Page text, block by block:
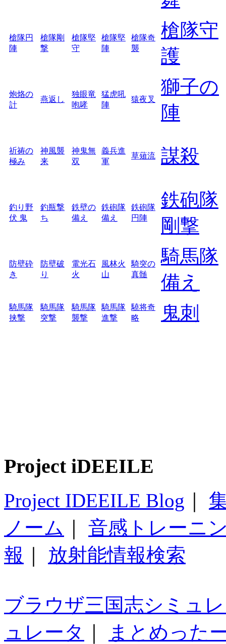
槍隊円
陣
槍隊剛
撃
槍隊堅
守
槍隊堅
陣
槍隊奇
襲
槍隊守
護
炮烙の
計
燕返し
独眼竜
咆哮
猛虎吼
陣
猿夜叉
獅子の
陣
祈祷の
極み
神風襲
来
神鬼無
双
義兵進
軍
草薙流 謀殺
釣り野
伏 鬼
釣瓶撃
ち
鉄壁の
備え
鉄砲隊
備え
鉄砲隊
円陣
鉄砲隊
剛撃
防壁砕
き
防壁破
り
電光石
火
風林火
山
騎突の
真髄
騎馬隊
備え
騎馬隊
挟撃
騎馬隊
突撃
騎馬隊
襲撃
騎馬隊
進撃
驍将奇
略
鬼刺
Project iDEEILE
Project IDEEILE Blog
ノーム
音感トレーニ
報
放射能情報検索
ブラウザ三国志シミュ
ュレータ
まとめった